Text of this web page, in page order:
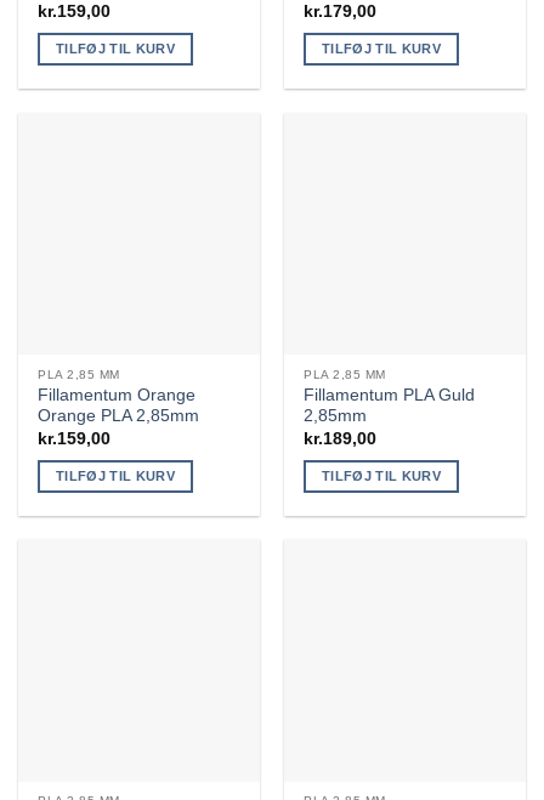
kr.159,00
TILFØJ TIL KURV
kr.179,00
TILFØJ TIL KURV
PLA 2,85 MM
Fillamentum Orange
Orange PLA 2,85mm
kr.159,00
TILFØJ TIL KURV
PLA 2,85 MM
Fillamentum PLA Guld
2,85mm
kr.189,00
TILFØJ TIL KURV